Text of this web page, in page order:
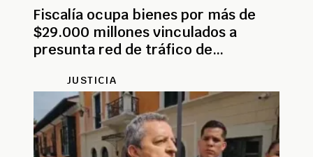
Fiscalía ocupa bienes por más de
$29.000 millones vinculados a
presunta red de tráfico de
JUSTICIA